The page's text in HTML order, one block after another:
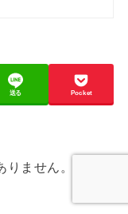
送る Pocket
ません。